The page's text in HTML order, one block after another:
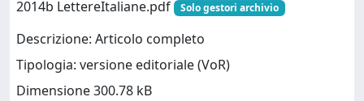
2014b LettereItaliane.pdf
Solo gestori archivio
Descrizione: Articolo completo
Tipologia: versione editoriale (VoR)
Dimensione 300.78 kB